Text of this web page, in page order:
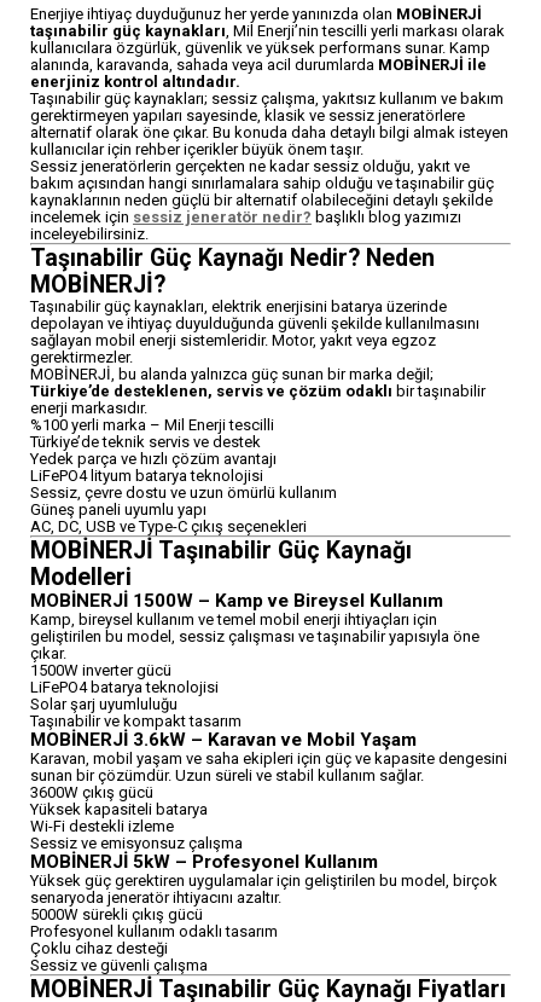
Dönüştürmek İster misin?
5kW taşınabilir güç kaynağı yüksek
güç gereksinimleri için oldukça güçlü
bir çözümdür. Ancak bu sistemi
güneşten sürekli enerji üretmek ve
kesintisiz kullanım sağlamak
istiyorsan solar jeneratör sistemine
geçmen gerekir.
👉5kW Solar Jeneratör Sistemini
İncele
⚡ Güneşten üret, depola ve yüksek
Enerjiye ihtiyaç duyduğunuz her yerde yanınızda olan MOBİNERJİ
taşınabilir güç kaynakları , Mil Enerji’nin tescilli yerli markası olarak
kullanıcılara özgürlük, güvenlik ve yüksek performans sunar. Kamp
alanında, karavanda, sahada veya acil durumlarda MOBİNERJİ ile
enerjiniz kontrol altındadır.
Taşınabilir güç kaynakları; sessiz çalışma, yakıtsız kullanım ve bakım
gerektirmeyen yapıları sayesinde, klasik ve sessiz jeneratörlere
alternatif olarak öne çıkar. Bu konuda daha detaylı bilgi almak isteyen
kullanıcılar için rehber içerikler büyük önem taşır.
Sessiz jeneratörlerin gerçekten ne kadar sessiz olduğu, yakıt ve
bakım açısından hangi sınırlamalara sahip olduğu ve taşınabilir güç
kaynaklarının neden güçlü bir alternatif olabileceğini detaylı şekilde
incelemek için sessiz jeneratör nedir? başlıklı blog yazımızı
inceleyebilirsiniz.
Taşınabilir Güç Kaynağı Nedir? Neden
MOBİNERJİ?
Taşınabilir güç kaynakları, elektrik enerjisini batarya üzerinde
depolayan ve ihtiyaç duyulduğunda güvenli şekilde kullanılmasını
sağlayan mobil enerji sistemleridir. Motor, yakıt veya egzoz
gerektirmezler.
MOBİNERJİ, bu alanda yalnızca güç sunan bir marka değil;
Türkiye’de desteklenen, servis ve çözüm odaklı bir taşınabilir
enerji markasıdır.
%100 yerli marka – Mil Enerji tescilli
Türkiye’de teknik servis ve destek
Yedek parça ve hızlı çözüm avantajı
LiFePO4 lityum batarya teknolojisi
Sessiz, çevre dostu ve uzun ömürlü kullanım
Güneş paneli uyumlu yapı
AC, DC, USB ve Type-C çıkış seçenekleri
MOBİNERJİ Taşınabilir Güç Kaynağı
Modelleri
MOBİNERJİ 1500W – Kamp ve Bireysel Kullanım
Kamp, bireysel kullanım ve temel mobil enerji ihtiyaçları için
geliştirilen bu model, sessiz çalışması ve taşınabilir yapısıyla öne
çıkar.
1500W inverter gücü
LiFePO4 batarya teknolojisi
Solar şarj uyumluluğu
Taşınabilir ve kompakt tasarım
MOBİNERJİ 3.6kW – Karavan ve Mobil Yaşam
Karavan, mobil yaşam ve saha ekipleri için güç ve kapasite dengesini
sunan bir çözümdür. Uzun süreli ve stabil kullanım sağlar.
3600W çıkış gücü
Yüksek kapasiteli batarya
Wi-Fi destekli izleme
Sessiz ve emisyonsuz çalışma
MOBİNERJİ 5kW – Profesyonel Kullanım
Yüksek güç gerektiren uygulamalar için geliştirilen bu model, birçok
senaryoda jeneratör ihtiyacını azaltır.
5000W sürekli çıkış gücü
Profesyonel kullanım odaklı tasarım
Çoklu cihaz desteği
Sessiz ve güvenli çalışma
MOBİNERJİ Taşınabilir Güç Kaynağı Fiyatları